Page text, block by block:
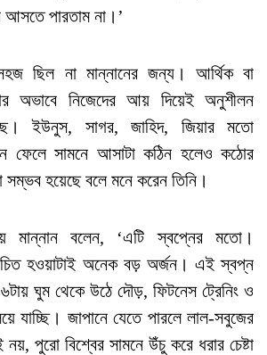
পারতাম না।’
ছিল না মান্নানের জন্য। আর্থিক বা
অভাবে নিজেদের আয় দিয়েই অনুশীলন
ইউনুস, সাগর, জাহিদ, জিয়ার মতো
ফেলে সামনে আসাটা কঠিন হলেও কঠোর
সম্ভব হয়েছে বলে মনে করেন তিনি।
মান্নান বলেন, ‘এটি স্বপ্নের মতো।
হওয়াটাই অনেক বড় অর্জন। এই স্বপ্ন
ঘুম থেকে উঠে দৌড়, ফিটনেস ট্রেনিং ও
যাচ্ছি। জাপানে যেতে পারলে লাল-সবুজের
পুরো বিশ্বের সামনে উঁচু করে ধরার চেষ্টা